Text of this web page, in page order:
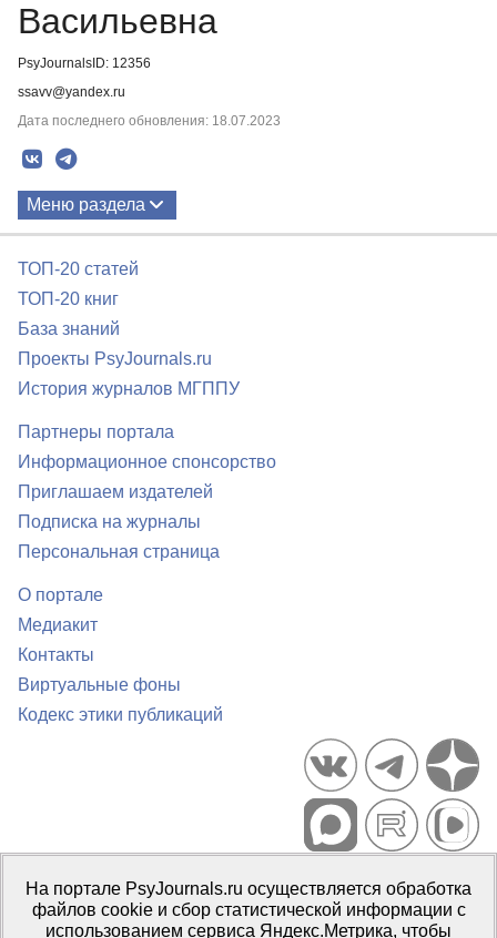
Васильевна
PsyJournalsID: 12356
ssavv@yandex.ru
Дата последнего обновления: 18.07.2023
Меню раздела
ТОП-20 статей
ТОП-20 книг
База знаний
Проекты PsyJournals.ru
История журналов МГППУ
Партнеры портала
Информационное спонсорство
Приглашаем издателей
Подписка на журналы
Персональная страница
О портале
Медиакит
Контакты
Виртуальные фоны
Кодекс этики публикаций
Портал психологических изданий PsyJournals.ru, 2007–2026
Правила использования материалов
Свидетельство регистрации СМИЭл № ФС77-66447 от 14 июля
На портале PsyJournals.ru осуществляется обработка
файлов cookie и сбор статистической информации с
использованием сервиса Яндекс.Метрика, чтобы